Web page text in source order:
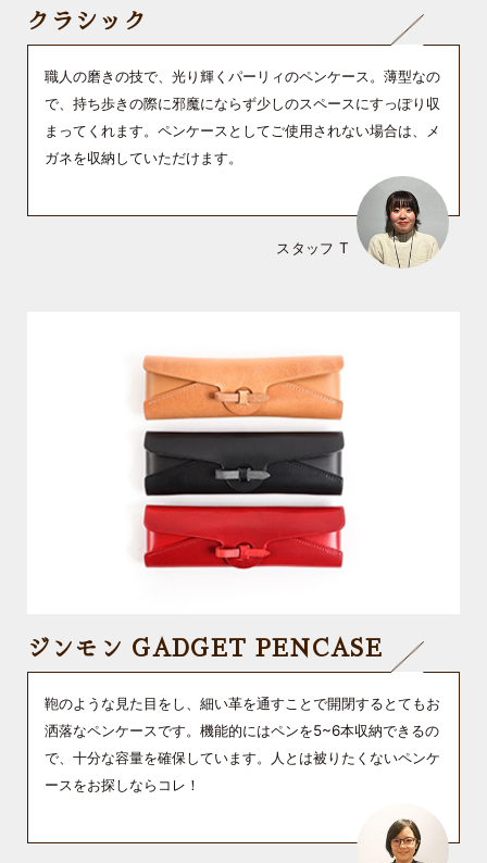
クラシック
職人の磨きの技で、光り輝くパーリィのペンケース。薄型なの
で、持ち歩きの際に邪魔にならず少しのスペースにすっぽり収
まってくれます。ペンケースとしてご使用されない場合は、メ
ガネを収納していただけます。
スタッフ T
ジンモン GADGET PENCASE
鞄のような見た目をし、細い革を通すことで開閉するとてもお
洒落なペンケースです。機能的にはペンを5~6本収納できるの
で、十分な容量を確保しています。人とは被りたくないペンケ
ースをお探しならコレ！